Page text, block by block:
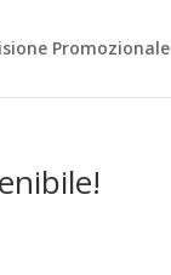
Promozionale